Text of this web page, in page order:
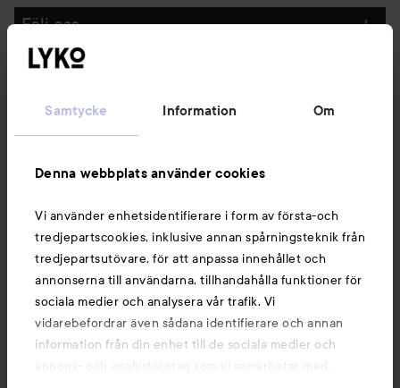
Samtycke Information Om
Denna webbplats använder cookies
Vi använder enhetsidentifierare i form av första-och
tredjepartscookies, inklusive annan spårningsteknik från
tredjepartsutövare, för att anpassa innehållet och
annonserna till användarna, tillhandahålla funktioner för
sociala medier och analysera vår trafik. Vi
vidarebefordrar även sådana identifierare och annan
information från din enhet till de sociala medier och
annons- och analysföretag som vi samarbetar med.
Följ oss
Du kanske också gillar